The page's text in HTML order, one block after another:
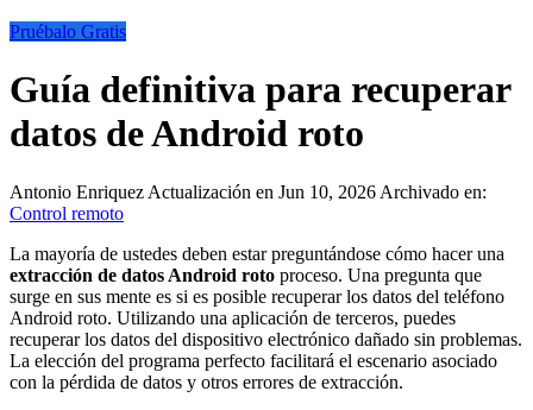
Pruébalo Gratis
Guía definitiva para recuperar
datos de Android roto
Antonio Enriquez Actualización en Jun 10, 2026 Archivado en:
Control remoto
La mayoría de ustedes deben estar preguntándose cómo hacer una
extracción de datos Android roto proceso. Una pregunta que
surge en sus mente es si es posible recuperar los datos del teléfono
Android roto. Utilizando una aplicación de terceros, puedes
recuperar los datos del dispositivo electrónico dañado sin problemas.
La elección del programa perfecto facilitará el escenario asociado
con la pérdida de datos y otros errores de extracción.